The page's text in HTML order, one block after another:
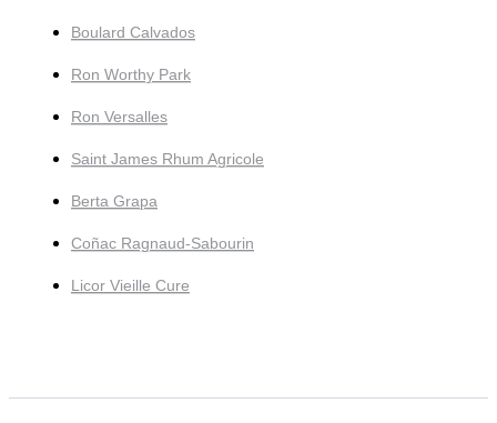
Boulard Calvados
Ron Worthy Park
Ron Versalles
Saint James Rhum Agricole
Berta Grapa
Coñac Ragnaud-Sabourin
Licor Vieille Cure